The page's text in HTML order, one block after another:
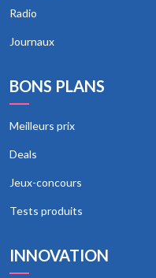
Radio
Journaux
BONS PLANS
Meilleurs prix
Deals
Jeux-concours
Tests produits
INNOVATION